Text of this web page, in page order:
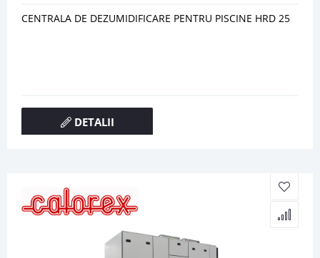
CENTRALA DE DEZUMIDIFICARE PENTRU PISCINE HRD 25
DETALII